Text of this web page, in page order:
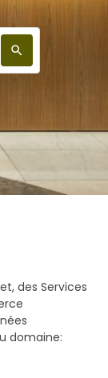
des Services
domaine: